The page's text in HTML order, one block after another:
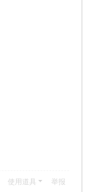
使用道具 举报